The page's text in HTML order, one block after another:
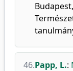
46.Papp, L.: